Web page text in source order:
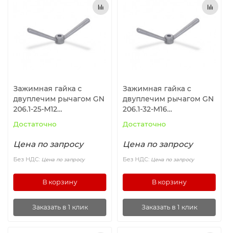
Магниты удерживающие
Компоненты линейного движения
Вакуумные компоненты
Зажимная гайка с
двуплечим рычагом GN
206.1-25-M12
Достаточно
Цена по запросу
Без НДС: Цена по запросу
В корзину
Заказать в 1 клик
Зажимная гайка с
двуплечим рычагом GN
206.1-32-M16
Достаточно
Цена по запросу
Без НДС: Цена по запросу
В корзину
Заказать в 1 клик